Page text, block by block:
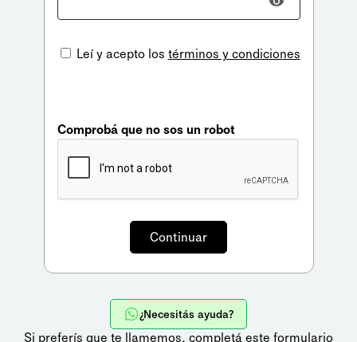
Leí y acepto los términos y condiciones
Comprobá que no sos un robot
¿Necesitás ayuda?
Si preferís que te llamemos, completá este formulario